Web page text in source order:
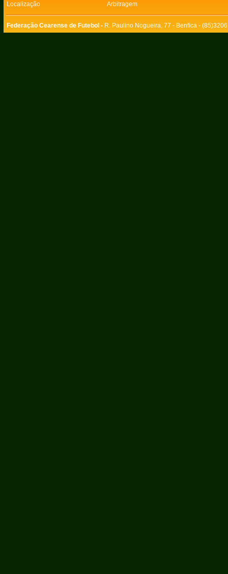
Localização
Arbitragem
Federação Cearense de Futebol - R. Paulino Nogueira, 77 - Benfica -